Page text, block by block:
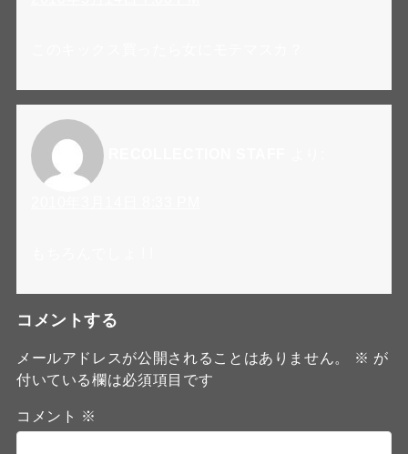
コメントする
メールアドレスが公開されることはありません。 ※ が
付いている欄は必須項目です
コメント ※